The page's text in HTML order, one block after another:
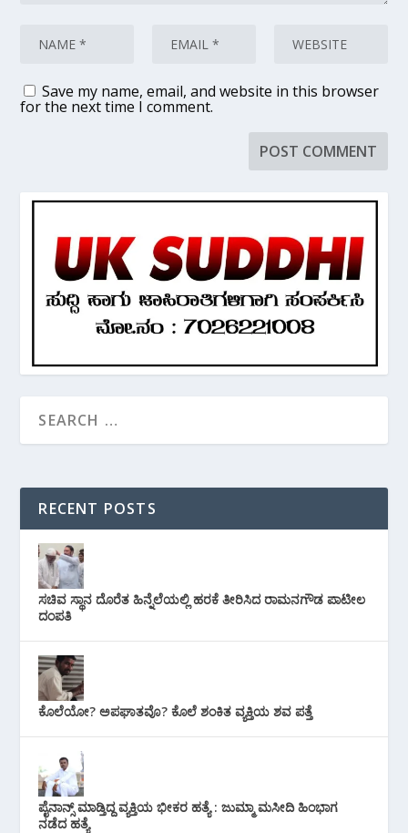
Save my name, email, and website in this browser
for the next time I comment.
RECENT POSTS
ಸಚಿವ ಸ್ಥಾನ ದೊರೆತ ಹಿನ್ನೆಲೆಯಲ್ಲಿ ಹರಕೆ ತೀರಿಸಿದ ರಾಮನಗೌಡ ಪಾಟೀಲ
ದಂಪತಿ
ಕೊಲೆಯೋ? ಅಪಘಾತವೊ? ಕೊಲೆ ಶಂಕಿತ ವ್ಯಕ್ತಿಯ ಶವ ಪತ್ತೆ
ಪೈನಾನ್ಸ್ ಮಾಡ್ತಿದ್ದ ವ್ಯಕ್ತಿಯ ಭೀಕರ‌ ಹತ್ಯೆ : ಜುಮ್ಮಾ ಮಸೀದಿ ಹಿಂಭಾಗ
ನಡೆದ ಹತ್ಯೆ